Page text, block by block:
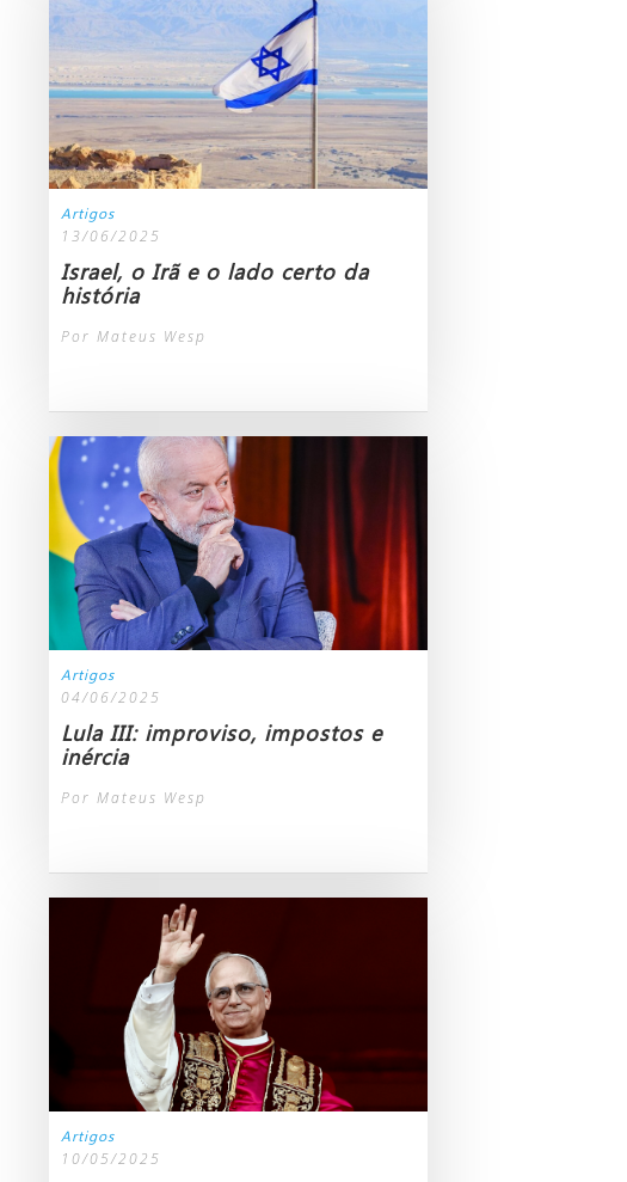
Artigos
13/06/2025
Israel, o Irã e o lado certo da
história
Por Mateus Wesp
Artigos
04/06/2025
Lula III: improviso, impostos e
inércia
Por Mateus Wesp
Artigos
10/05/2025